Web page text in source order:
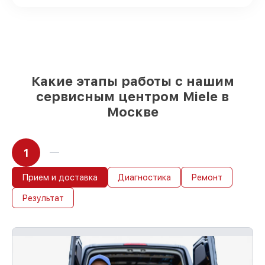
Какие этапы работы с нашим
сервисным центром Miele в
Москве
1
Прием и доставка Диагностика Ремонт
Результат